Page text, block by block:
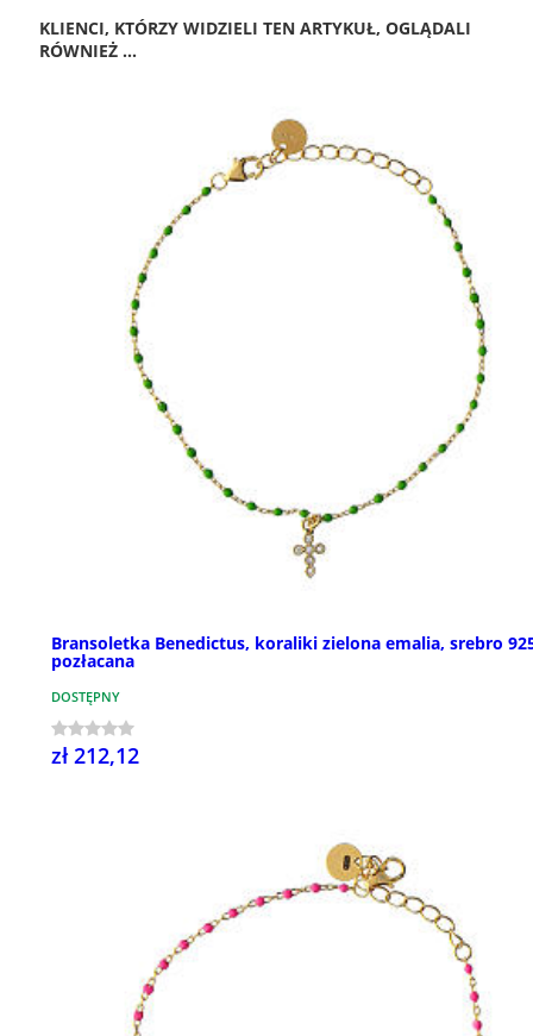
KLIENCI, KTÓRZY WIDZIELI TEN ARTYKUŁ, OGLĄDALI
RÓWNIEŻ ...
Bransoletka Benedictus, koraliki zielona emalia, srebro
pozłacana
DOSTĘPNY
zł 212,12